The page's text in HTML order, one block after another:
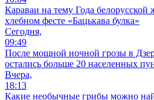
Караваи на тему Года
хлебном фесте «Бацькава булка»
Сегодня,
09:49
После мощной ночной грозы в
остались больше 20 населенных
Вчера,
18:13
Какие необычные грибы можно